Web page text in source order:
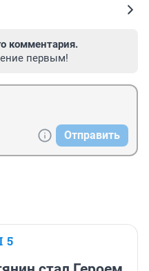
комментария.
первым!
Отправить
5